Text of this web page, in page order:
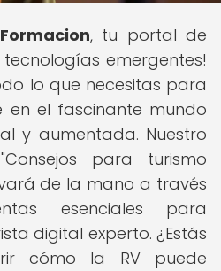
, tu portal de
emergentes!
lo que necesitas para
en el fascinante mundo
y aumentada. Nuestro
para turismo
de la mano a través
esenciales para
digital experto. ¿Estás
cómo la RV puede